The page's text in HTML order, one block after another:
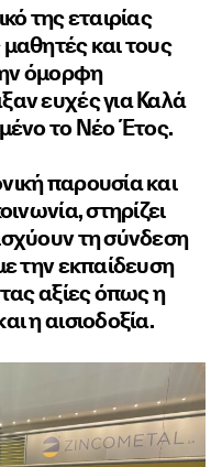
της εταιρίας
και τους
όμορφη
ευχές για Καλά
το Νέο Έτος.
παρουσία και
στηρίζει
τη σύνδεση
την εκπαίδευση
αξίες όπως η
η αισιοδοξία.